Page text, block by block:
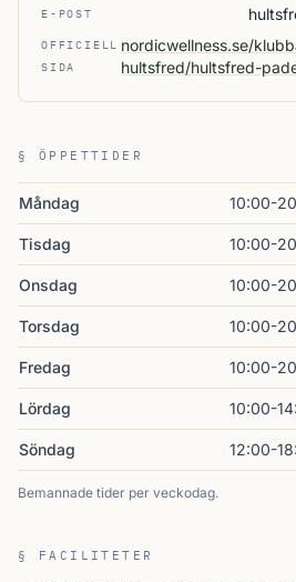
E-POST
OFFICIELL
SIDA
nordicwellness.se/
hultsfred/hultsfred-
§ ÖPPETTIDER
Måndag 10:00-
Tisdag 10:00-
Onsdag 10:00-
Torsdag 10:00-
Fredag 10:00-
Lördag 10:00-
Söndag 12:00-
Bemannade tider per veckodag.
§ FACILITETER